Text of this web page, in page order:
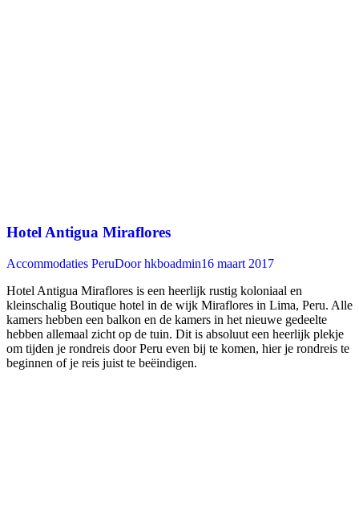
Hotel Antigua Miraflores
Accommodaties PeruDoorhkboadmin16 maart 2017
Hotel Antigua Miraflores is een heerlijk rustig koloniaal en
kleinschalig Boutique hotel in de wijk Miraflores in Lima, Peru. Alle
kamers hebben een balkon en de kamers in het nieuwe gedeelte
hebben allemaal zicht op de tuin. Dit is absoluut een heerlijk plekje
om tijden je rondreis door Peru even bij te komen, hier je rondreis te
beginnen of je reis juist te beëindigen.